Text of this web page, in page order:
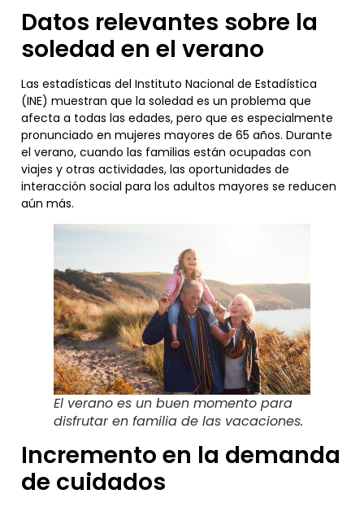
Datos relevantes sobre la
soledad en el verano
Las estadísticas del Instituto Nacional de Estadística
(INE) muestran que la soledad es un problema que
afecta a todas las edades, pero que es especialmente
pronunciado en mujeres mayores de 65 años. Durante
el verano, cuando las familias están ocupadas con
viajes y otras actividades, las oportunidades de
interacción social para los adultos mayores se reducen
aún más.
El verano es un buen momento para
disfrutar en familia de las vacaciones.
Incremento en la demanda
de cuidados